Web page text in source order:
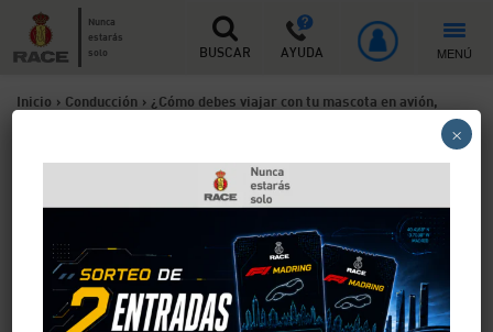
Nunca
estarás
solo
BUSCAR AYUDA MENÚ
Inicio > Conducción > ¿Cómo debes viajar con tu mascota en avión,
¿Cómo debes viajar con tu
mascota en avión, barco o
tren?
Si tienes planificado un viaje largo y quieres que tu
×